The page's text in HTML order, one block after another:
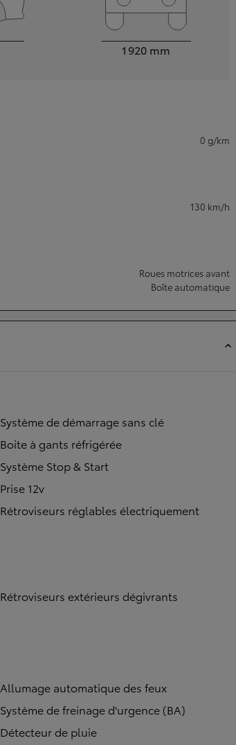
1 920 mm
0 g/km
130 km/h
Roues motrices avant
Boîte automatique
Système de démarrage sans clé
Boite à gants réfrigérée
Système Stop & Start
Prise 12v
Rétroviseurs réglables électriquement
Rétroviseurs extérieurs dégivrants
Allumage automatique des feux
Système de freinage d'urgence (BA)
Détecteur de pluie